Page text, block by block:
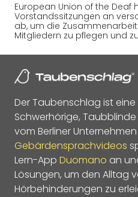
European Union of the Deaf
Vorstandssitzungen an
ab, um die
Mitgliedern zu pflegen und
Der Taubenschlag ist
Schwerhörige,
vom Berliner Unternehmen
Gebärdensprachvideos
Lern-App Duomano an
Lösungen, um den Alltag
Hörbehinderungen zu